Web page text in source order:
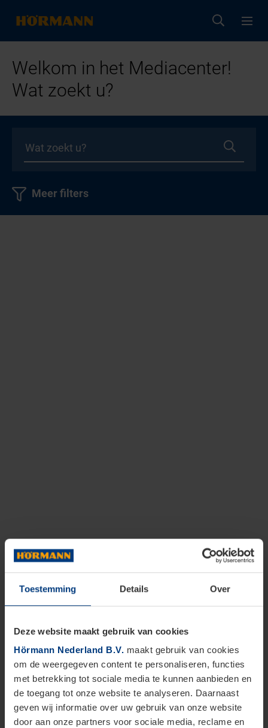
Toestemming Details Over
Deze website maakt gebruik van cookies
Hörmann Nederland B.V. maakt gebruik van cookies
om de weergegeven content te personaliseren, functies
met betrekking tot sociale media te kunnen aanbieden en
de toegang tot onze website te analyseren. Daarnaast
geven wij informatie over uw gebruik van onze website
door aan onze partners voor sociale media, reclame en
Welkom in het Mediacenter!
Wat zoekt u?
Meer filters